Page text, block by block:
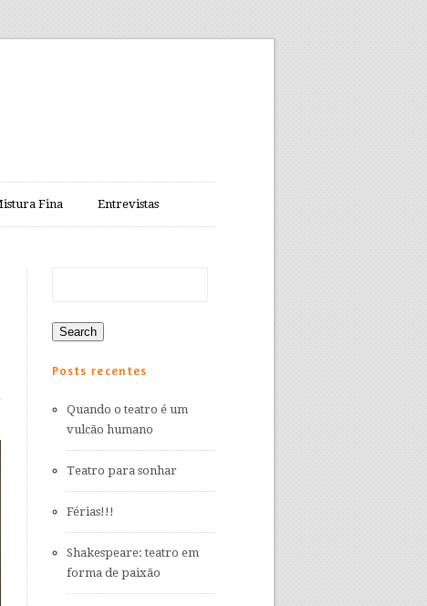
Fina Entrevistas
Posts recentes
Quando o teatro é um
vulcão humano
Teatro para sonhar
Férias!!!
Shakespeare: teatro em
forma de paixão